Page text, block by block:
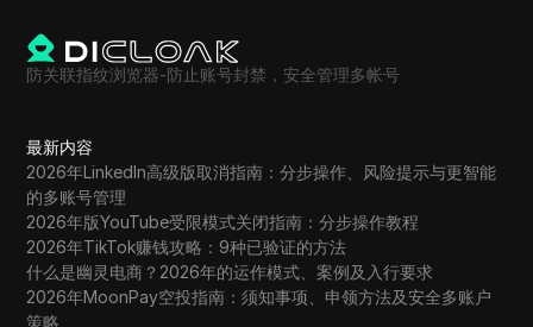
防关联指纹浏览器-防止账号封禁，安全管理多帐号
最新内容
2026年LinkedIn高级版取消指南：分步操作、风险提示与更智能
的多账号管理
2026年版YouTube受限模式关闭指南：分步操作教程
2026年TikTok赚钱攻略：9种已验证的方法
什么是幽灵电商？2026年的运作模式、案例及入行要求
2026年MoonPay空投指南：须知事项、申领方法及安全多账户
策略